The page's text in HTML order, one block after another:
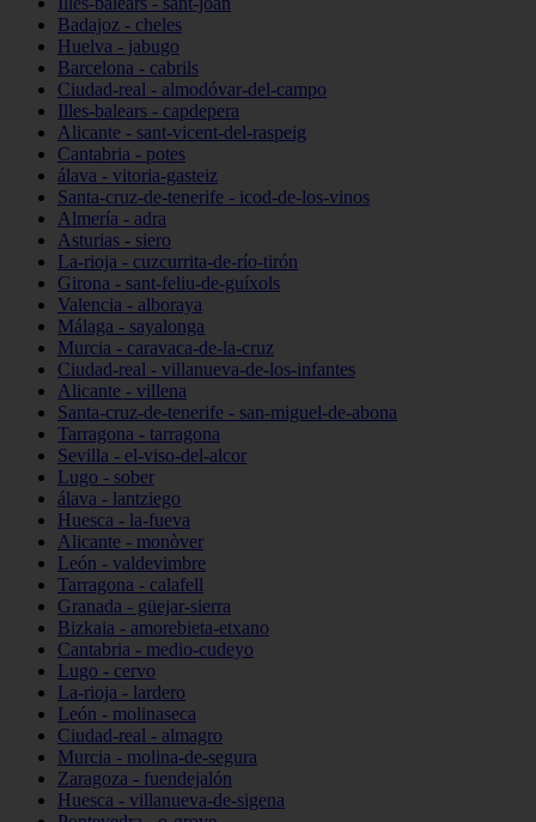
Badajoz - cheles
Huelva - jabugo
Barcelona - cabrils
Ciudad-real - almodóvar-del-campo
Illes-balears - capdepera
Alicante - sant-vicent-del-raspeig
Cantabria - potes
álava - vitoria-gasteiz
Santa-cruz-de-tenerife - icod-de-los-vinos
Almería - adra
Asturias - siero
La-rioja - cuzcurrita-de-río-tirón
Girona - sant-feliu-de-guíxols
Valencia - alboraya
Málaga - sayalonga
Murcia - caravaca-de-la-cruz
Ciudad-real - villanueva-de-los-infantes
Alicante - villena
Santa-cruz-de-tenerife - san-miguel-de-abona
Tarragona - tarragona
Sevilla - el-viso-del-alcor
Lugo - sober
álava - lantziego
Huesca - la-fueva
Alicante - monòver
León - valdevimbre
Tarragona - calafell
Granada - güejar-sierra
Bizkaia - amorebieta-etxano
Cantabria - medio-cudeyo
Lugo - cervo
La-rioja - lardero
León - molinaseca
Ciudad-real - almagro
Murcia - molina-de-segura
Zaragoza - fuendejalón
Huesca - villanueva-de-sigena